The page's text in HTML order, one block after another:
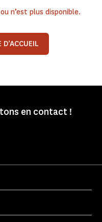
n’est plus disponible.
en contact !